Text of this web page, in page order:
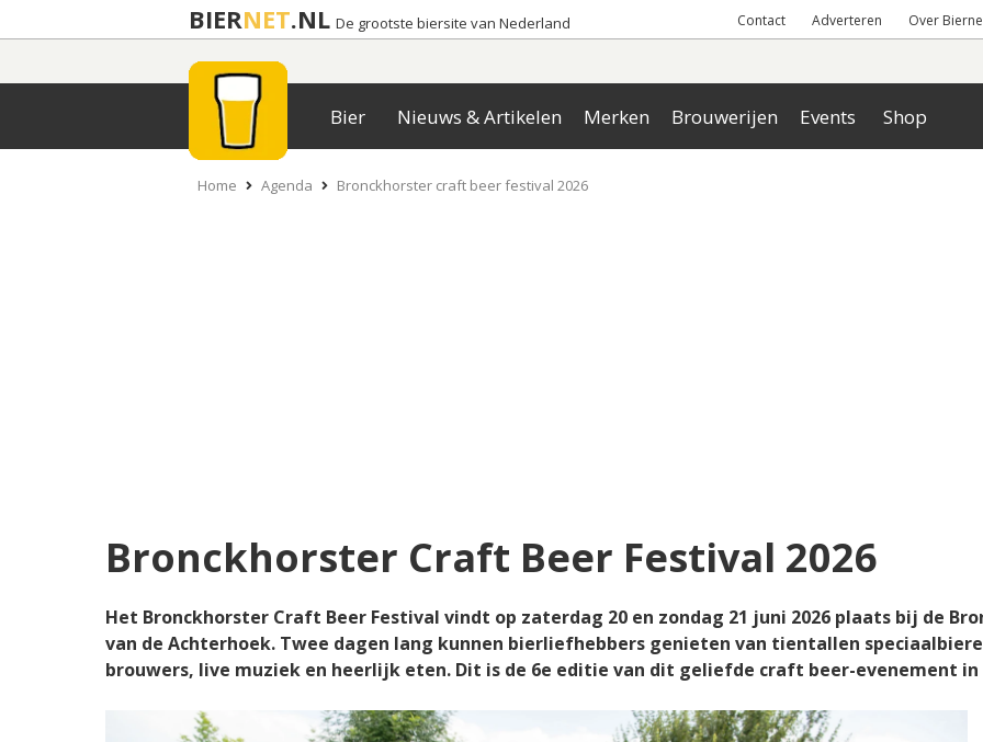
BIERNET.NL De grootste biersite van Nederland Contact Adverteren Over
Bier Nieuws & Artikelen Merken Brouwerijen Events Shop
Home Agenda Bronckhorster craft beer festival 2026
Bronckhorster Craft Beer Festival 2026
Het Bronckhorster Craft Beer Festival vindt op zaterdag 20 en zondag 21 juni 2026 plaats bij de
van de Achterhoek. Twee dagen lang kunnen bierliefhebbers genieten van tientallen
brouwers, live muziek en heerlijk eten. Dit is de 6e editie van dit geliefde craft beer-evenement in